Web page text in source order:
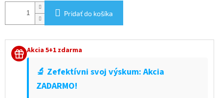
Pridať do košíka
Akcia 5+1 zdarma
🔬 Zefektívni svoj výskum: Akcia
ZADARMO!